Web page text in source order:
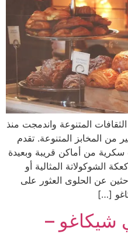
المتنوعة واندمجت منذ
من المخابز المتنوعة. تقدم
من أماكن قريبة وبعيدة
الشوكولاتة المثالية أو
عن الحلوى العثور على
[…]
شيكاغو –